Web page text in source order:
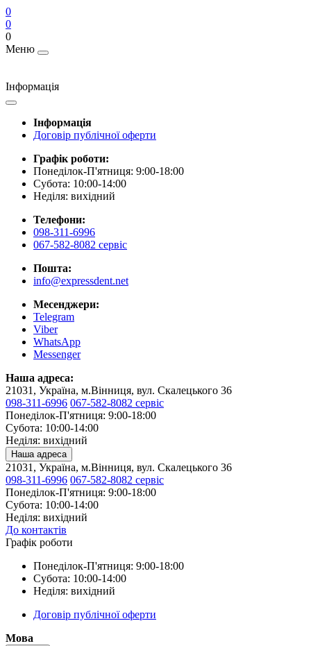
0
0
0
Меню
Інформація
Інформація
Договір публічної оферти
Графік роботи:
Понеділок-П'ятниця: 9:00-18:00
Субота: 10:00-14:00
Неділя: вихідний
Телефони:
098-311-6996
067-582-8082 сервіс
Пошта:
info@expressdent.net
Месенджери:
Telegram
Viber
WhatsApp
Messenger
Наша адреса:
21031, Україна, м.Вінниця, вул. Скалецького 36
098-311-6996 067-582-8082 сервіс
Понеділок-П'ятниця: 9:00-18:00
Субота: 10:00-14:00
Неділя: вихідний
Наша адреса
21031, Україна, м.Вінниця, вул. Скалецького 36
098-311-6996 067-582-8082 сервіс
Понеділок-П'ятниця: 9:00-18:00
Субота: 10:00-14:00
Неділя: вихідний
До контактів
Графік роботи
Понеділок-П'ятниця: 9:00-18:00
Субота: 10:00-14:00
Неділя: вихідний
Договір публічної оферти
Мова